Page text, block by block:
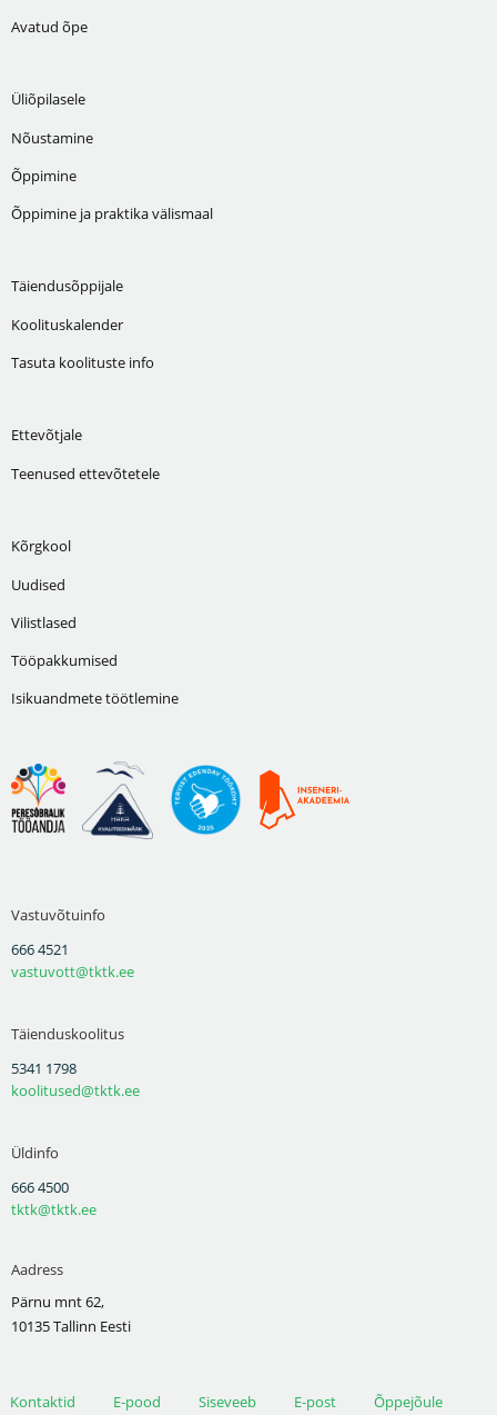
Avatud õpe
Üliõpilasele
Nõustamine
Õppimine
Õppimine ja praktika välismaal
Täiendusõppijale
Koolituskalender
Tasuta koolituste info
Ettevõtjale
Teenused ettevõtetele
Kõrgkool
Uudised
Vilistlased
Tööpakkumised
Isikuandmete töötlemine
Vastuvõtuinfo
666 4521
vastuvott@tktk.ee
Täienduskoolitus
5341 1798
koolitused@tktk.ee
Üldinfo
666 4500
tktk@tktk.ee
Aadress
Pärnu mnt 62,
10135 Tallinn Eesti
Kontaktid E-pood Siseveeb E-post Õppejõule